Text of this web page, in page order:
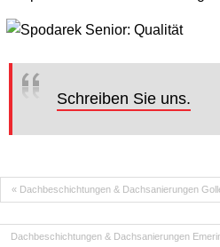
Schreiben Sie uns.
« Dachbeschichtungen & Dachsanierungen
Dachbeschichtungen & Dachsanierungen